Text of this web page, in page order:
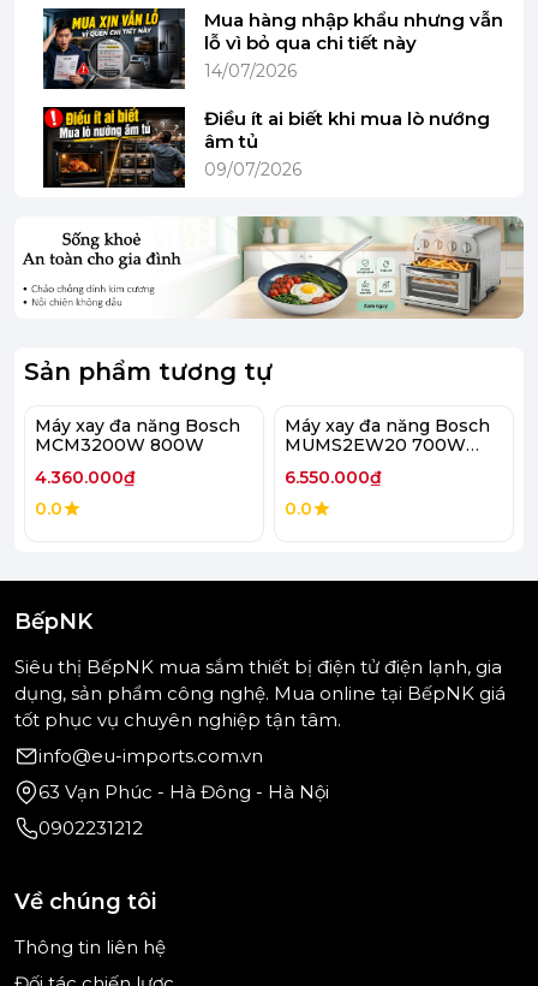
đều.
Không chỉ trộn đều, hệ thống này còn giúp bột
được “đánh thoáng khí”, từ đó tạo nên kết cấu
mềm mịn hơn cho bánh mì, bánh ngọt và nhiều
món nướng khác.
Đây là yếu tố quyết định chất lượng và hương vị
tinh tế của những món ăn bạn chế biến.
4 chế độ tốc độ – Linh hoạt cho nhiều món
Bosch MUMS2AW00 mang đến 4 mức tốc độ khác
Mua hàng nhập khẩu nhưng vẫn
lỗ vì bỏ qua chi tiết này
14/07/2026
Điều ít ai biết khi mua lò nướng
âm tủ
09/07/2026
Sản phẩm tương tự
Máy xay đa năng Bosch
MCM3200W 800W
4.360.000₫
0.0
Máy xay đa năng Bosch
MUMS2EW20 700W
6.550.000₫
0.0
BếpNK
Siêu thị BếpNK mua sắm thiết bị điện tử điện lạnh, gia
dụng, sản phẩm công nghệ. Mua online tại BếpNK giá
tốt phục vụ chuyên nghiệp tận tâm.
info@eu-imports.com.vn
63 Vạn Phúc - Hà Đông - Hà Nội
0902231212
Về chúng tôi
Thông tin liên hệ